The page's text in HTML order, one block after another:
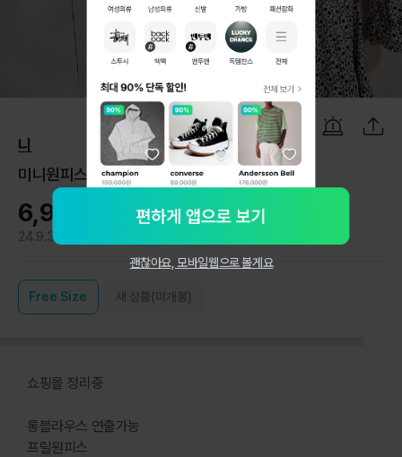
1 / 7
니
미니원피스 프릴원피스ㅡ새상품
6,900원
24.9.3
Free Size 새 상품(미개봉)
쇼핑몰 정리중
롱블라우스 연출가능
프릴원피스
괜찮아요, 모바일웹으로 볼게요